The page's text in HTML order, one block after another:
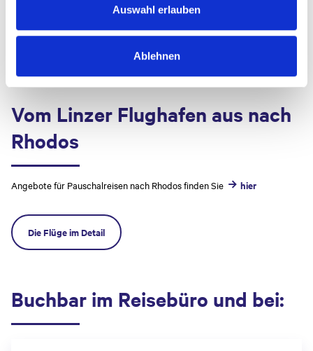
Auswahl erlauben
Ablehnen
Den
sollte man genau vorausplanen,
da diese nur von Ende Juni bis Anfang September zu sehen sind.
Vom Linzer Flughafen aus nach
Rhodos
Angebote für Pauschalreisen nach Rhodos finden Sie hier
Die Flüge im Detail
Buchbar im Reisebüro und bei: